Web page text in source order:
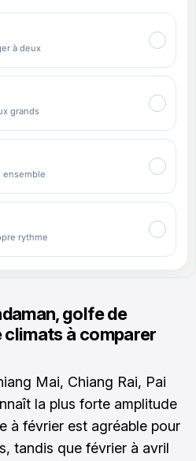
golfe de
à comparer
Mai, Chiang Rai, Pai
la plus forte amplitude
à février est agréable pour
tandis que février à avril